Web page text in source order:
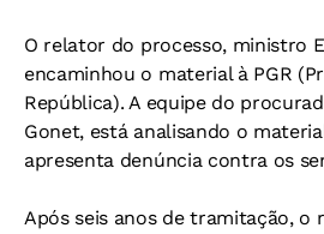
O relator do processo, ministro
encaminhou o material à PGR
República). A equipe do
Gonet, está analisando o
apresenta denúncia contra os
Após seis anos de tramitação, o